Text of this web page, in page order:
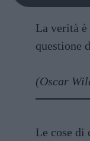
La verità è
questione
(Oscar
Le cose di